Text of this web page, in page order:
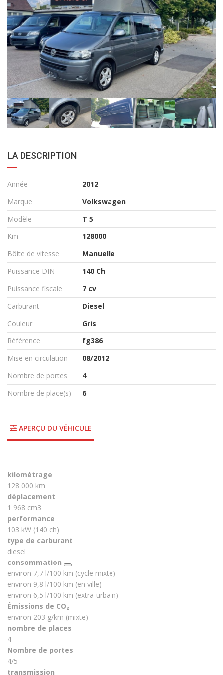
LA DESCRIPTION
Année
2012
Marque
Volkswagen
Modèle
T 5
Km
128000
Bôite de vitesse
Manuelle
Puissance DIN
140 Ch
Puissance fiscale
7 cv
Carburant
Diesel
Couleur
Gris
Référence
fg386
Mise en circulation
08/2012
Nombre de portes
4
Nombre de place(s)
6
APERÇU DU VÉHICULE
kilométrage
128 000 km
déplacement
1 968 cm3
performance
103 kW (140 ch)
type de carburant
diesel
consommation
environ 7,7 l/100 km (cycle mixte)
environ 9,8 l/100 km (en ville)
environ 6,5 l/100 km (extra-urbain)
Émissions de CO₂
environ 203 g/km (mixte)
nombre de places
4
Nombre de portes
4/5
transmission